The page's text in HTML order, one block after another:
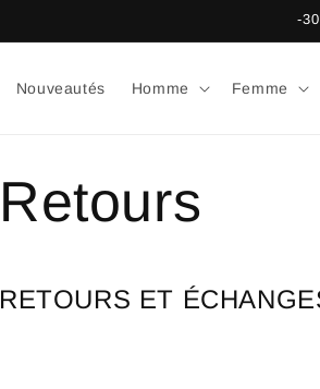
-
Nouveautés Homme Femme
Retours
RETOURS ET